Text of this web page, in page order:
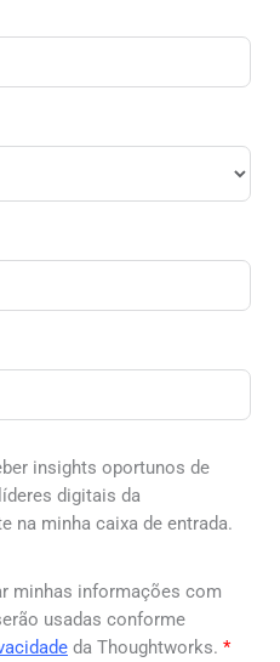
insights oportunos de
digitais da
na minha caixa de entrada.
minhas informações com
usadas conforme
da Thoughtworks. *